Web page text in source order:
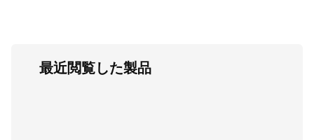
最近閲覧した製品